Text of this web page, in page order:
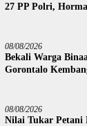
27 PP Polri,
08/08/2026
Bekali Warga
Gorontalo
08/08/2026
Nilai Tukar Petani